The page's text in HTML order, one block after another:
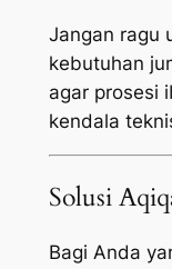
Jangan ragu
kebutuhan
agar prosesi
kendala
Solusi
Bagi Anda